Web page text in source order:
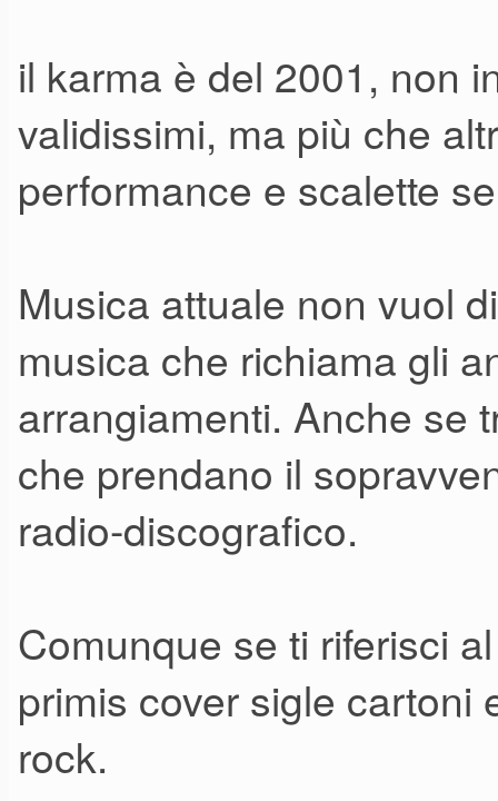
il karma è del 2001, non
validissimi, ma più che
performance e scalette
Musica attuale non vuol
musica che richiama gli
arrangiamenti. Anche se
che prendano il
radio-discografico.
Comunque se ti riferisci
primis cover sigle cartoni
rock.